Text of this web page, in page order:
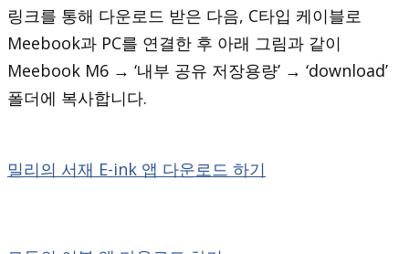
링크를 통해 다운로드 받은 다음, C타입 케이블로
Meebook과 PC를 연결한 후 아래 그림과 같이
Meebook M6 → ‘내부 공유 저장용량’ → ‘download’
폴더에 복사합니다.
밀리의 서재 E-ink 앱 다운로드 하기